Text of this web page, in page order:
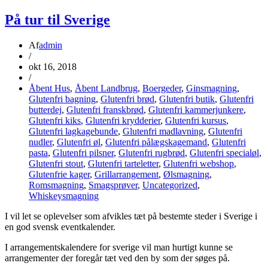
På tur til Sverige
Afadmin
/
okt 16, 2018
/
Åbent Hus, Åbent Landbrug, Boergeder, Ginsmagning,
Glutenfri bagning, Glutenfri brød, Glutenfri butik, Glutenfri
butterdej, Glutenfri franskbrød, Glutenfri kammerjunkere,
Glutenfri kiks, Glutenfri krydderier, Glutenfri kursus,
Glutenfri lagkagebunde, Glutenfri madlavning, Glutenfri
nudler, Glutenfri øl, Glutenfri pålægskagemand, Glutenfri
pasta, Glutenfri pilsner, Glutenfri rugbrød, Glutenfri specialøl,
Glutenfri stout, Glutenfri tarteletter, Glutenfri webshop,
Glutenfrie kager, Grillarrangement, Ølsmagning,
Romsmagning, Smagsprøver, Uncategorized,
Whiskeysmagning
I vil let se oplevelser som afvikles tæt på bestemte steder i Sverige i
en god svensk eventkalender.
I arrangementskalendere for sverige vil man hurtigt kunne se
arrangementer der foregår tæt ved den by som der søges på.